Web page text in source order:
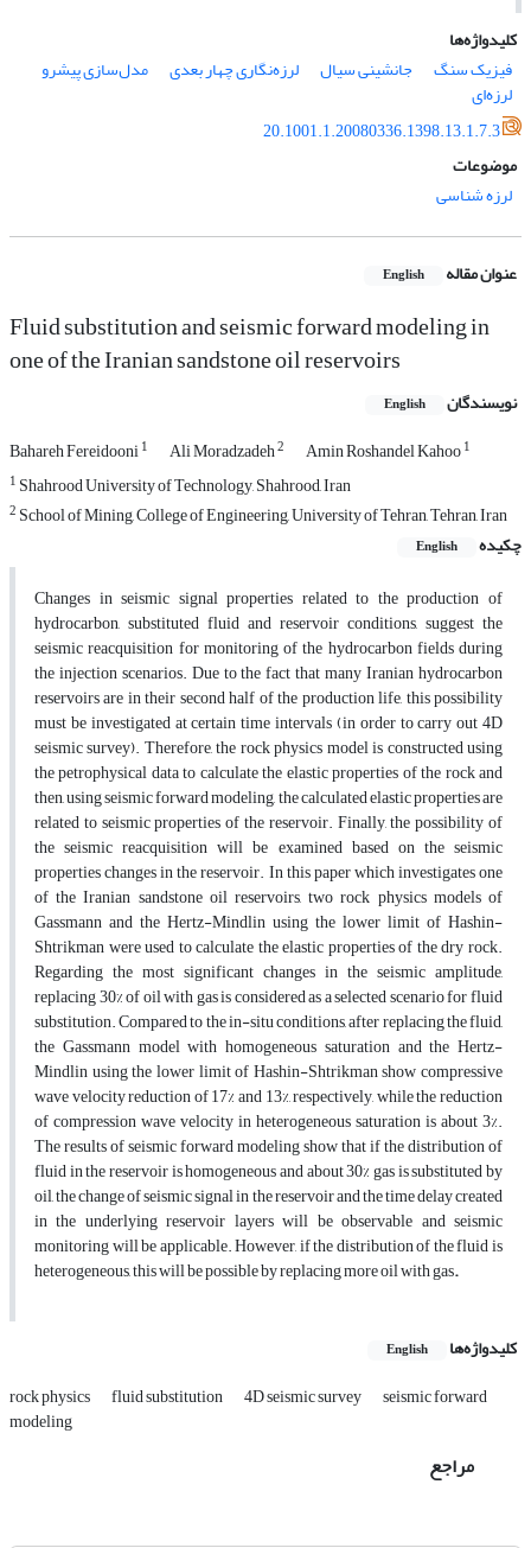
کلیدواژه‌ها
فیزیک سنگ
جانشینی سیال لرزه‌نگاری چهار بعدی مدل‌سازی پیشرو
لرزه‌ای
20.1001.1.20080336.1398.13.1.7.3
موضوعات
لرزه شناسی
عنوان مقاله English
Fluid substitution and seismic forward modeling in
one of the Iranian sandstone oil reservoirs
نویسندگان English
Bahareh Fereidooni1 Ali Moradzadeh2 Amin Roshandel Kahoo1
1 Shahrood University of Technology, Shahrood, Iran
2 School of Mining, College of Engineering, University of Tehran, Tehran, Iran
چکیده
English
Changes in seismic signal properties related to the production of
hydrocarbon, substituted fluid and reservoir conditions, suggest the
seismic reacquisition for monitoring of the hydrocarbon fields during
the injection scenarios. Due to the fact that many Iranian hydrocarbon
reservoirs are in their second half of the production life, this possibility
must be investigated at certain time intervals (in order to carry out 4D
seismic survey). Therefore, the rock physics model is constructed using
the petrophysical data to calculate the elastic properties of the rock and
then, using seismic forward modeling, the calculated elastic properties are
related to seismic properties of the reservoir. Finally, the possibility of
the seismic reacquisition will be examined based on the seismic
properties changes in the reservoir. In this paper which investigates one
of the Iranian sandstone oil reservoirs, two rock physics models of
Gassmann and the Hertz-Mindlin using the lower limit of Hashin-
Shtrikman were used to calculate the elastic properties of the dry rock.
Regarding the most significant changes in the seismic amplitude,
replacing 30% of oil with gas is considered as a selected scenario for fluid
substitution. Compared to the in-situ conditions, after replacing the fluid,
the Gassmann model with homogeneous saturation and the Hertz-
Mindlin using the lower limit of Hashin-Shtrikman show compressive
wave velocity reduction of 17% and 13%, respectively, while the reduction
of compression wave velocity in heterogeneous saturation is about 3%.
The results of seismic forward modeling show that if the distribution of
fluid in the reservoir is homogeneous and about 30% gas is substituted by
oil, the change of seismic signal in the reservoir and the time delay created
in the underlying reservoir layers will be observable and seismic
monitoring will be applicable. However, if the distribution of the fluid is
heterogeneous, this will be possible by replacing more oil with gas.
کلیدواژه‌ها English
rock physics fluid substitution 4D seismic survey seismic forward
modeling
مراجع